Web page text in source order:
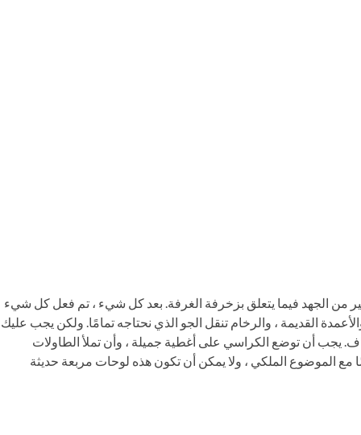
من الجهد فيما يتعلق بزخرفة الغرفة. بعد كل شيء ، تم فعل كل شيء
القديمة ، والرخام تنقل الجو الذي نحتاجه تمامًا. ولكن يجب عليك
يجب أن توضع الكراسي على أغطية جميلة ، وأن تملأ الطاولات
مع الموضوع الملكي ، ولا يمكن أن تكون هذه لوحات مربعة حديثة